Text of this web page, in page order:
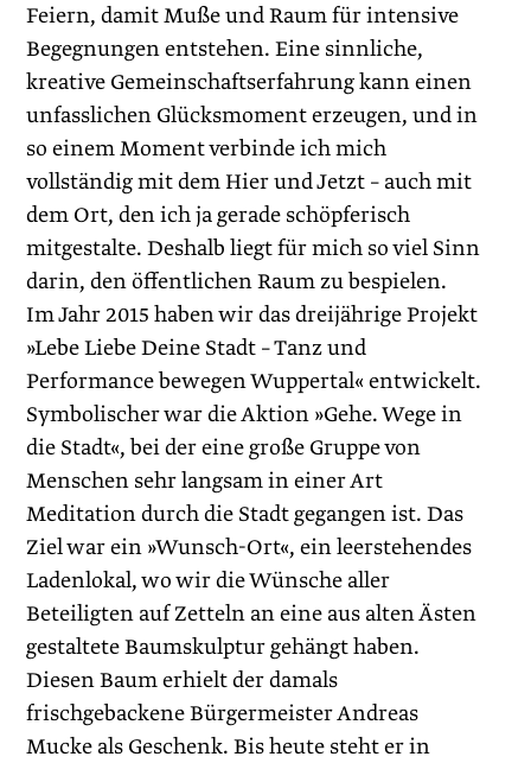
Feiern, damit Muße und Raum für intensive
Begegnungen entstehen. Eine sinnliche,
kreative Gemeinschaftserfahrung kann einen
unfasslichen Glücksmoment erzeugen, und in
so einem Moment verbinde ich mich
vollständig mit dem Hier und Jetzt – auch mit
dem Ort, den ich ja gerade schöpferisch
mitgestalte. Deshalb liegt für mich so viel Sinn
darin, den öffentlichen Raum zu bespielen.
Im Jahr 2015 haben wir das dreijährige Projekt
»Lebe Liebe Deine Stadt – Tanz und
Performance bewegen Wuppertal« entwickelt.
Symbolischer war die Aktion »Gehe. Wege in
die Stadt«, bei der eine große Gruppe von
Menschen sehr langsam in einer Art
Meditation durch die Stadt gegangen ist. Das
Ziel war ein »Wunsch-Ort«, ein leerstehendes
Ladenlokal, wo wir die Wünsche aller
Beteiligten auf Zetteln an eine aus alten Ästen
gestaltete Baumskulptur gehängt haben.
Diesen Baum erhielt der damals
frischgebackene Bürgermeister Andreas
Mucke als Geschenk. Bis heute steht er in